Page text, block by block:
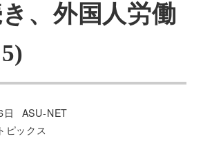
、外国人労働
著
者
ASU-NET
ピックス